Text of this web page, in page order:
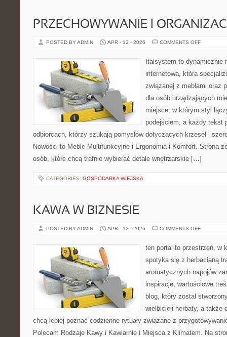
PRZECHOWYWANIE I
POSTED BY ADMIN APR - 13 - 2026 COMMENTS OFFON
Italsystem to dynamicznie
internetowa, która
związanej z meblami oraz
dla osób urządzających
miejsce, w którym styl
podejściem, a każdy tekst
odbiorcach, którzy szukają pomysłów dotyczących krzeseł i
Nowości to Meble Multifunkcyjne i Ergonomia i Komfort. Strona
osób, które chcą trafnie wybierać detale wnętrzarskie […]
CATEGORIES: GOSPODARKA WIEJSKA
KAWA W BIZNESIE
POSTED BY ADMIN APR - 12 - 2026 COMMENTS OFFON
BIZNESIE
ten portal to przestrzeń, w
spotyka się z herbacianą
aromatycznych napojów
inspiracje, wartościowe
blog, który został
wielbicieli herbaty, a także
chcą lepiej poznać codzienne rytuały związane z
Polecam Rodzaje Kawy i Kawiarnie i Miejsca z Klimatem. Na